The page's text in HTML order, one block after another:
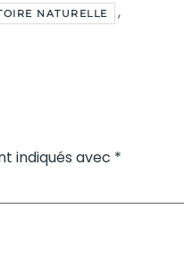
NATURELLE ,
indiqués avec *